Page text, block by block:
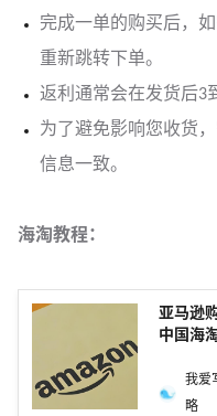
完成一单的购买后，
重新跳转下单。
返利通常会在发货后3
为了避免影响您收货
信息一致。
海淘教程：
亚马逊
中国海
我爱
略